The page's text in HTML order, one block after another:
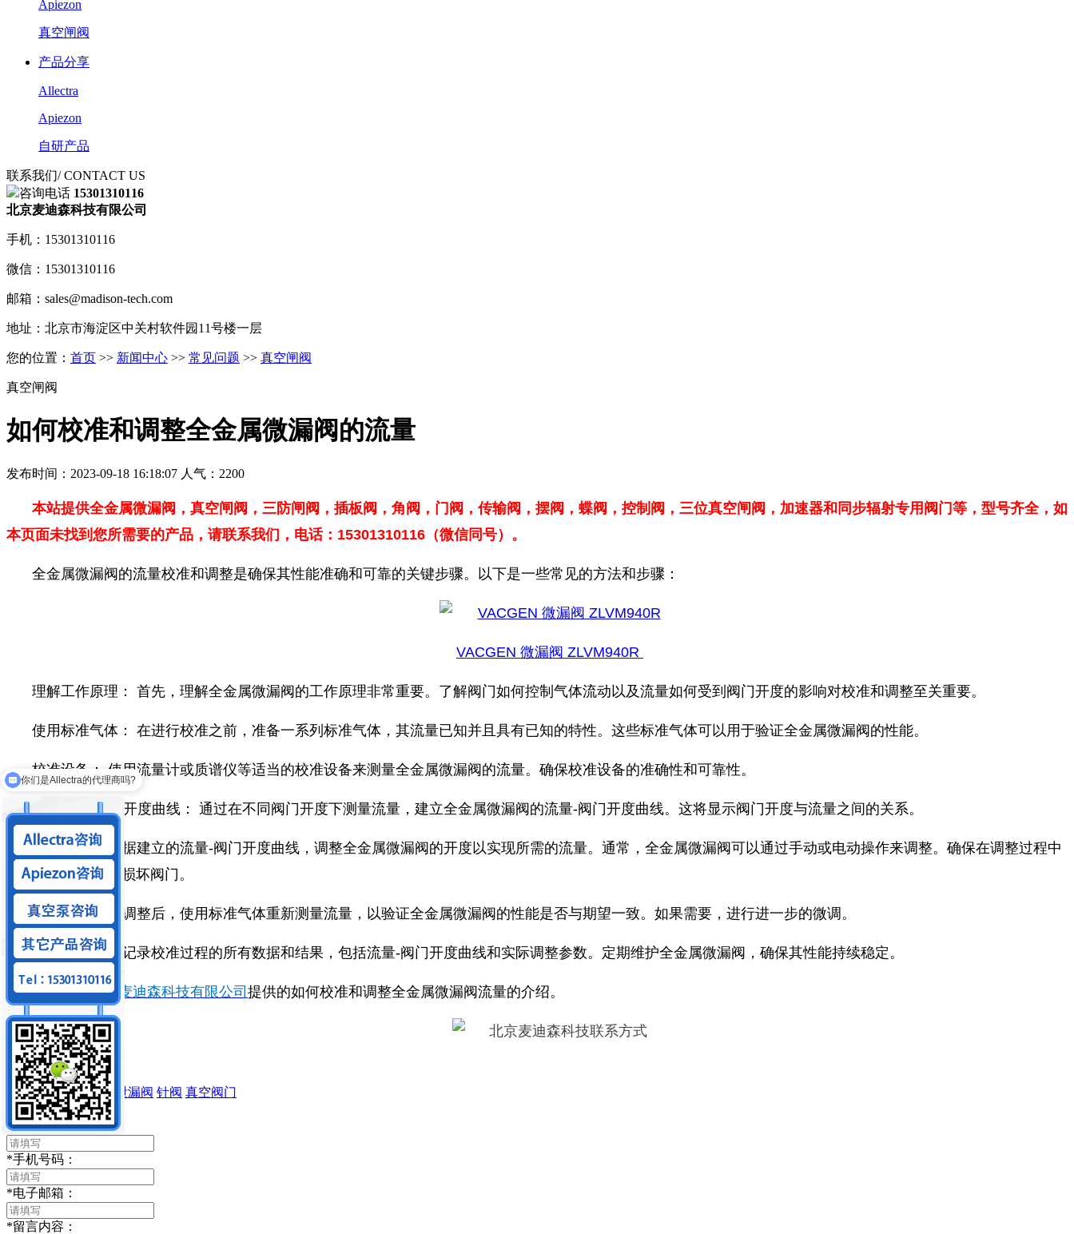
Apiezon
真空闸阀
产品分享
Allectra
Apiezon
自研产品
联系我们/ CONTACT US
咨询电话 15301310116
北京麦迪森科技有限公司
手机：15301310116
微信：15301310116
邮箱：sales@madison-tech.com
地址：北京市海淀区中关村软件园11号楼一层
您的位置： 首页 >> 新闻中心 >> 常见问题 >> 真空闸阀
真空闸阀
如何校准和调整全金属微漏阀的流量
发布时间：2023-09-18 16:18:07 人气：2200
本站提供全金属微漏阀，真空闸阀，三防闸阀，插板阀，角阀，门阀，传输阀，摆阀，蝶阀，控制阀， 三位真空闸阀， 加速器和同步辐射专用阀门等，型号齐全，如
本页面未找到您所需要的产品，请联系我们，电话：15301310116（微信同号）。
全金属微漏阀的流量校准和调整是确保其性能准确和可靠的关键步骤。以下是一些常见的方法和步骤：
VACGEN 微漏阀 ZLVM940R
理解工作原理： 首先，理解全金属微漏阀的工作原理非常重要。了解阀门如何控制气体流动以及流量如何受到阀门开度的影响对校准和调整至关重要。
使用标准气体： 在进行校准之前，准备一系列标准气体，其流量已知并且具有已知的特性。这些标准气体可以用于验证全金属微漏阀的性能。
校准设备： 使用流量计或质谱仪等适当的校准设备来测量全金属微漏阀的流量。确保校准设备的准确性和可靠性。
建立流量-阀门开度曲线： 通过在不同阀门开度下测量流量，建立全金属微漏阀的流量-阀门开度曲线。这将显示阀门开度与流量之间的关系。
调整阀门： 根据建立的流量-阀门开度曲线，调整全金属微漏阀的开度以实现所需的流量。通常，全金属微漏阀可以通过手动或电动操作来调整。确保在调整过程中
小心谨慎，以避免损坏阀门。
验证校准： 在调整后，使用标准气体重新测量流量，以验证全金属微漏阀的性能是否与期望一致。如果需要，进行进一步的微调。
记录和维护： 记录校准过程的所有数据和结果，包括流量-阀门开度曲线和实际调整参数。定期维护全金属微漏阀，确保其性能持续稳定。
以上就是北京麦迪森科技有限公司 提供的如何校准和调整全金属微漏阀流量的介绍。
全金属漏阀 微漏阀 泄漏阀 针阀 真空阀门
留言内容：
*你的姓名：
*手机号码：
*电子邮箱：
*留言内容：
你们是Allectra的代理商吗?